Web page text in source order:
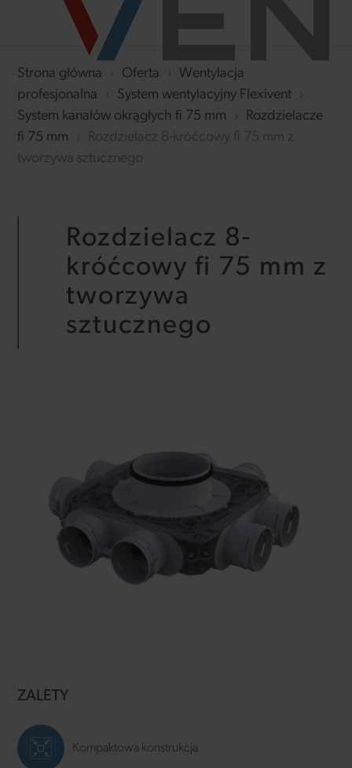
Strona główna › Oferta ›
Wentylacja
profesjonalna
› System wentylacyjny Flexivent
›
System kanałów okrągłych fi 75 mm
›
Rozdzielacze
fi 75 mm
›
Rozdzielacz 8-króćcowy fi 75 mm z
tworzywa sztucznego
Rozdzielacz 8-
króćcowy fi 75 mm z
tworzywa
sztucznego
ZALETY
Kompaktowa konstrukcja